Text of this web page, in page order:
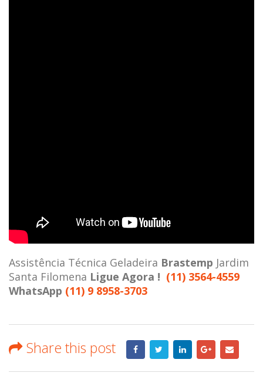
Assistência Técnica Geladeira Brastemp Jardim
Santa Filomena Ligue Agora ! (11) 3564-4559
WhatsApp (11) 9 8958-3703
Share this post